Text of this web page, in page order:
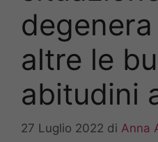
altre le
abitudini
27 Luglio 2022 di Anna